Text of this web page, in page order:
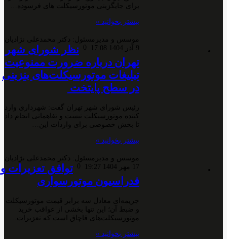
برای جایگزینی موتورسیکلت های فرسوده…
بیشتر بخوانید »
موسس و مدیرمسئول: دکتر محمدعلی نژادیان
9 آذر 1404 17:08
نظر شورای شهر
تهران درباره ضرورت ممنوعیت
تبلیغات موتورسیکلت‌های بنزینی
در سطح پایتخت
رئیس شورای شهر تهران گفت: شهرداری وارد
کننده موتورسیکلت نیست و تفاهماتی انجام داد
تا بخش خصوصی برای واردات این…
بیشتر بخوانید »
موسس و مدیرمسئول: دکتر محمدعلی نژادیان
17 مهر 1404 19:27
0 توافق تعزیرات و
فدراسیون موتورسواری
جریمه‌ای معادل سه برابر قیمت موتورسیکلت
و ضبط آن؛ این تنها بخشی از عواقب خرید
موتورسیکلت‌های قاچاق است که تعزیرات…
بیشتر بخوانید »